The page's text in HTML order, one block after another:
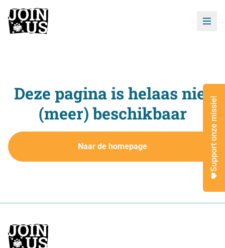
Support onze missie!
Deze pagina is helaas niet
(meer) beschikbaar
Naar de homepage